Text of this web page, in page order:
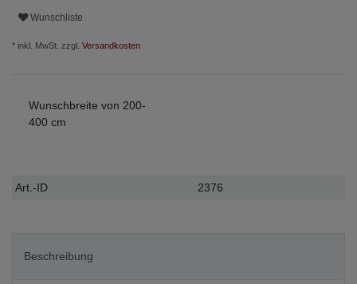
Wunschliste
* inkl. MwSt. zzgl. Versandkosten
Wunschbreite von 200-
400 cm
Technisches
Wert
Art.-ID 2376
Beschreibung